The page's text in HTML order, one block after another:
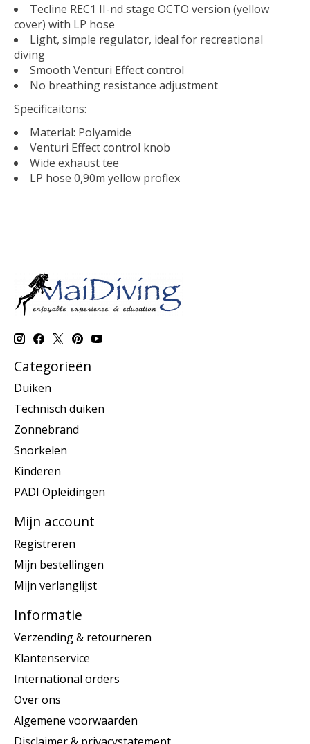
Tecline REC1 II-nd stage OCTO version (yellow
cover) with LP hose
Light, simple regulator, ideal for recreational
diving
Smooth Venturi Effect control
No breathing resistance adjustment
Specificaitons:
Material: Polyamide
Venturi Effect control knob
Wide exhaust tee
LP hose 0,90m yellow proflex
Categorieën
Duiken
Technisch duiken
Zonnebrand
Snorkelen
Kinderen
PADI Opleidingen
Mijn account
Registreren
Mijn bestellingen
Mijn verlanglijst
Informatie
Verzending & retourneren
Klantenservice
International orders
Over ons
Algemene voorwaarden
Disclaimer & privacystatement